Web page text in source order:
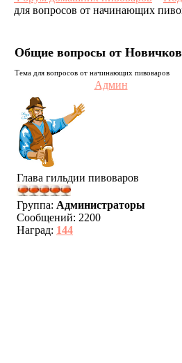
для вопросов от начинающих
Общие вопросы от
Тема для вопросов от начинающих пивоваров
Админ
Глава гильдии пивоваров
Группа: Администраторы
Сообщений: 2200
Наград: 144